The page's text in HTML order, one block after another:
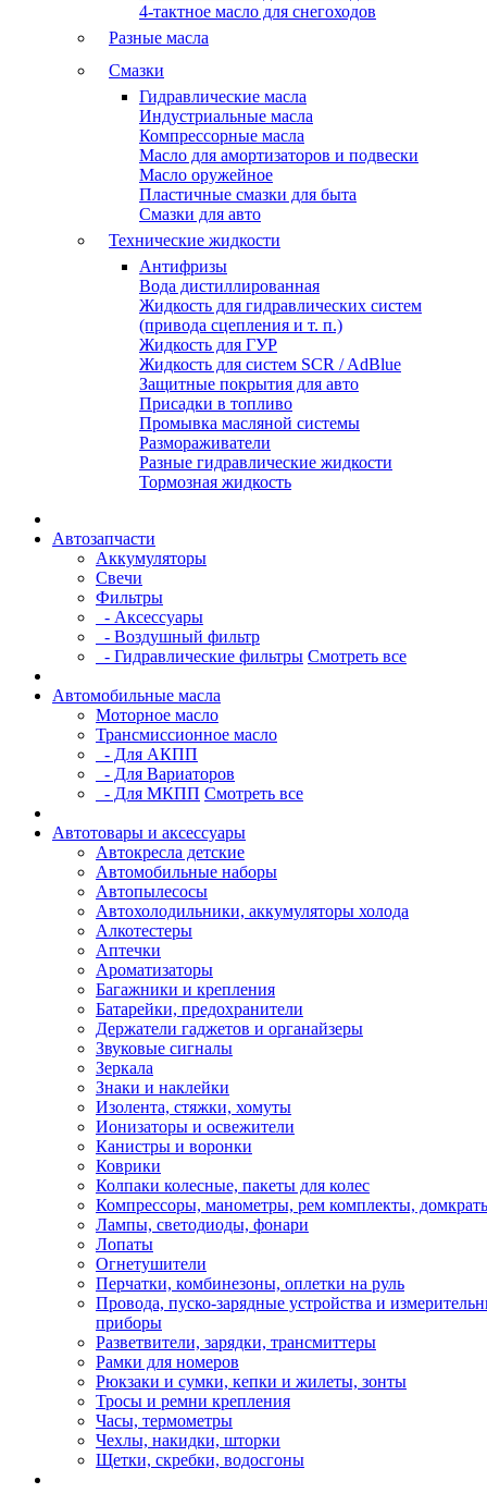
4-тактное масло для снегоходов
Разные масла
Смазки
Гидравлические масла
Индустриальные масла
Компрессорные масла
Масло для амортизаторов и подвески
Масло оружейное
Пластичные смазки для быта
Смазки для авто
Технические жидкости
Антифризы
Вода дистиллированная
Жидкость для гидравлических систем
(привода сцепления и т. п.)
Жидкость для ГУР
Жидкость для систем SCR / AdBlue
Защитные покрытия для авто
Присадки в топливо
Промывка масляной системы
Размораживатели
Разные гидравлические жидкости
Тормозная жидкость
Автозапчасти
Аккумуляторы
Свечи
Фильтры
- Аксессуары
- Воздушный фильтр
- Гидравлические фильтры Смотреть все
Автомобильные масла
Моторное масло
Трансмиссионное масло
- Для АКПП
- Для Вариаторов
- Для МКПП Смотреть все
Автотовары и аксессуары
Автокресла детские
Автомобильные наборы
Автопылесосы
Автохолодильники, аккумуляторы холода
Алкотестеры
Аптечки
Ароматизаторы
Багажники и крепления
Батарейки, предохранители
Держатели гаджетов и органайзеры
Звуковые сигналы
Зеркала
Знаки и наклейки
Изолента, стяжки, хомуты
Ионизаторы и освежители
Канистры и воронки
Коврики
Колпаки колесные, пакеты для колес
Компрессоры, манометры, рем комплекты,
Лампы, светодиоды, фонари
Лопаты
Огнетушители
Перчатки, комбинезоны, оплетки на руль
Провода, пуско-зарядные устройства и
приборы
Разветвители, зарядки, трансмиттеры
Рамки для номеров
Рюкзаки и сумки, кепки и жилеты, зонты
Тросы и ремни крепления
Часы, термометры
Чехлы, накидки, шторки
Щетки, скребки, водосгоны